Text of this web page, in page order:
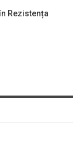
Rezistența